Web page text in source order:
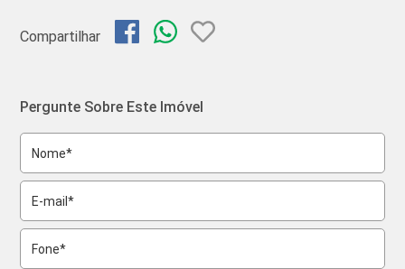
Compartilhar
Pergunte Sobre Este Imóvel